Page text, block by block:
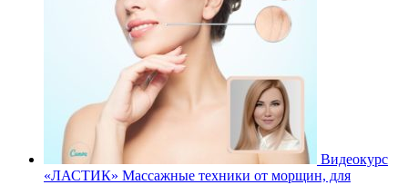
Видеокурс
«ЛАСТИК» Массажные техники от морщин, для